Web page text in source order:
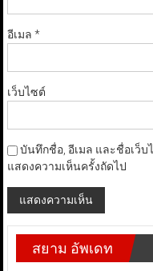
อีเมล *
เว็บไซต์
บันทึกชื่อ, อีเมล และชื่อเว็
แสดงความเห็นครั้งถัดไป
สยาม อัพเดท